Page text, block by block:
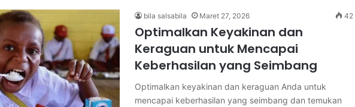
bila salsabila Maret 27, 2026 42
Optimalkan Keyakinan dan
Keraguan untuk Mencapai
Keberhasilan yang Seimbang
Optimalkan keyakinan dan keraguan Anda untuk
mencapai keberhasilan yang seimbang dan temukan